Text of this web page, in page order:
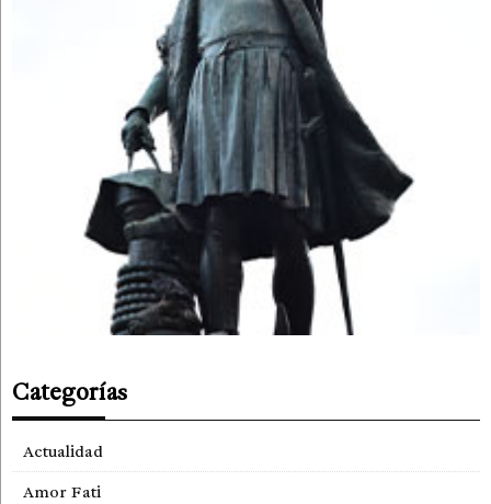
Categorías
Actualidad
Amor Fati